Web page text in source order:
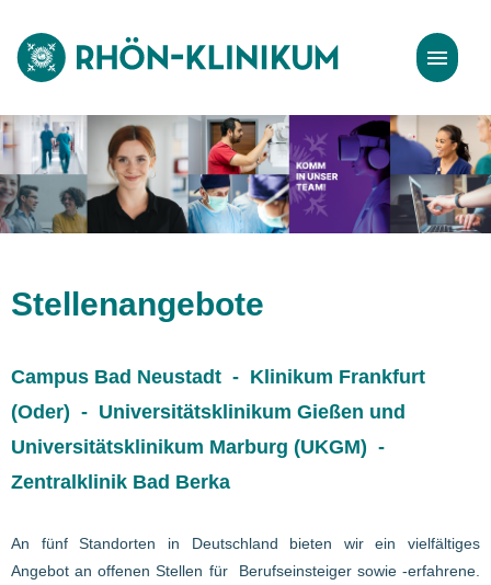
Stellenangebote
Bewerbungstipps
Stellenangebote
Campus Bad Neustadt - Klinikum Frankfurt
(Oder) - Universitätsklinikum Gießen und
Universitätsklinikum Marburg (UKGM) -
Zentralklinik Bad Berka
An fünf Standorten in Deutschland bieten wir ein vielfältiges
Angebot an offenen Stellen für Berufseinsteiger sowie -erfahrene.